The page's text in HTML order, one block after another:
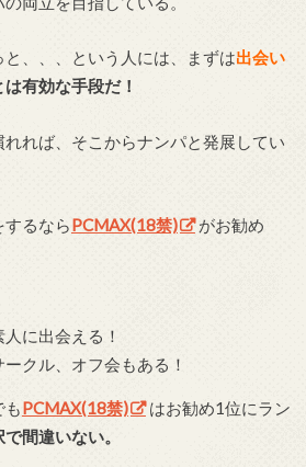
、、、という人には、まずは出会い
有効な手段だ！
れば、そこからナンパと発展してい
るなら PCMAX(18禁)
がお勧め
に出会える！
クル、オフ会もある！
もPCMAX(18禁)
はお勧め1位にラン
間違いない。